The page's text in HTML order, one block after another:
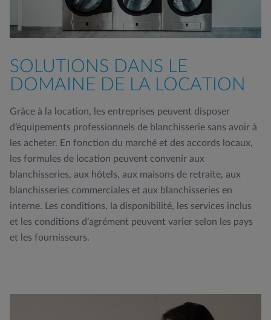
SOLUTIONS DANS LE
DOMAINE DE LA LOCATION
Grâce à la location, les entreprises peuvent disposer
d’équipements professionnels de blanchisserie sans avoir à
les acheter. En fonction du marché et des accords locaux,
les formules de location peuvent convenir aux
blanchisseries, aux hôtels, aux maisons de retraite, aux
blanchisseries commerciales et aux blanchisseries en
interne. Les conditions, la disponibilité, les services inclus
et les conditions d’agrément peuvent varier selon les pays
et les fournisseurs.